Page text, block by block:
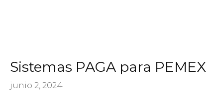
Sistemas PAGA para PEMEX
junio 2, 2024